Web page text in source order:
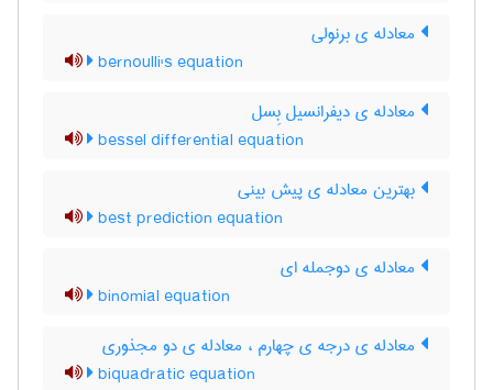
معادله ی برنولی
bernoulli's equation
معادله ی دیفرانسیل بِسل
bessel differential equation
بهترین معادله ی پیش بینی
best prediction equation
معادله ی دوجمله ای
binomial equation
معادله ی درجه ی چهارم ، معادله ی دو مجذوری
biquadratic equation